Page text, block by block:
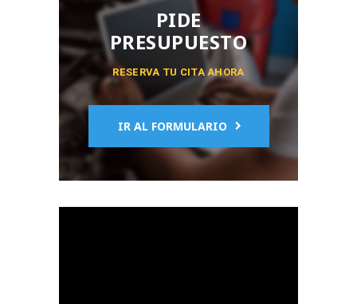
PIDE
PRESUPUESTO
RESERVA TU CITA AHORA
IR AL FORMULARIO